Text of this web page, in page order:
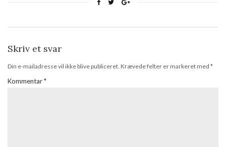
Skriv et svar
Din e-mailadresse vil ikke blive publiceret. Krævede felter er markeret med *
Kommentar*